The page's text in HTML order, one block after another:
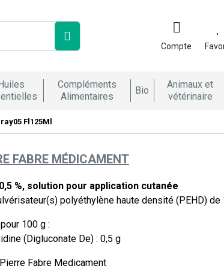
Compte
Compléments
Alimentaires
Bio
Animaux et
vétérinaire
Fl125Ml
FABRE MÉDICAMENT
%, solution pour application cutanée
polyéthylène haute densité (PEHD) de
100 g :
(Digluconate De) : 0,5 g
Fabre Medicament